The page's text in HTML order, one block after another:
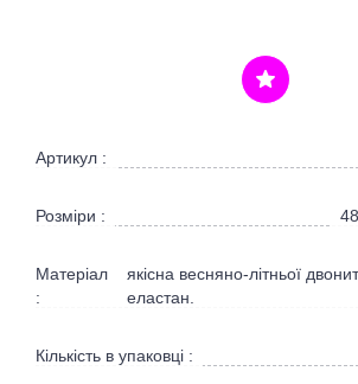
Артикул :
Розміри :
Матеріал
:
якісна весняно-літньої
еластан.
Кількість в упаковці :